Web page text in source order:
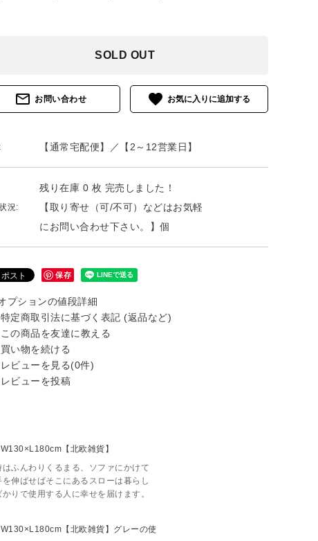
SOLD OUT
mail_outline お問い合わせ favorite
【通常宅配便】／【2～12営業日】
況:
残り在庫 0 枚 完売しました！
【取り寄せ（可/不可）などはお気軽
にお問い合わせ下さい。】個
保存
プションの値段詳細
特定商取引法に基づく表記 (返品など)
この商品を友達に教える
買い物を続ける
レビューを見る(0件)
レビューを投稿
ふんわりくるまる、ソファにかけて
伸ばせばそこにあるスローは暮らし
りで使用する人に幸せを届けます。